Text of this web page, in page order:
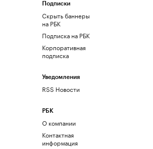
Подписки
Скрыть баннеры
на РБК
Подписка на РБК
Корпоративная
подписка
Уведомления
RSS Новости
РБК
О компании
Контактная
информация